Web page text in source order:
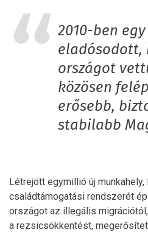
2010-ben
országot
közösen
erősebb,
stabilabb
Létrejött egymillió új
családtámogatási rendszerét
országot az illegális
a rezsicsökkentést,